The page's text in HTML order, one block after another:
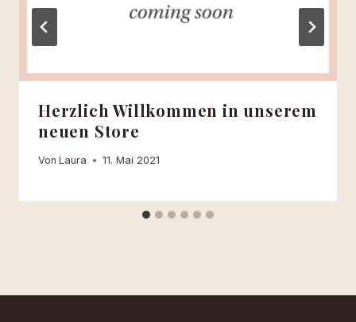
Herzlich Willkommen in unserem
neuen Store
Von Laura 11. Mai 2021